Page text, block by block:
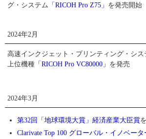
グ・システム 「RICOH Pro Z75」 を発売開始
2024年2月
高速インクジェット・プリンティング・シス
上位機種 「RICOH Pro VC80000」 を発売
2024年3月
第32回「地球環境大賞」経済産業大臣賞
Clarivate Top 100 グローバル・イノベータ